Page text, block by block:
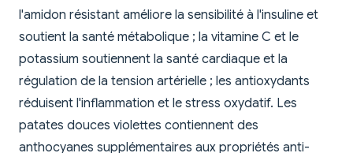
l'amidon résistant améliore la sensibilité à l'insuline et
soutient la santé métabolique ; la vitamine C et le
potassium soutiennent la santé cardiaque et la
régulation de la tension artérielle ; les antioxydants
réduisent l'inflammation et le stress oxydatif. Les
patates douces violettes contiennent des
anthocyanes supplémentaires aux propriétés anti-